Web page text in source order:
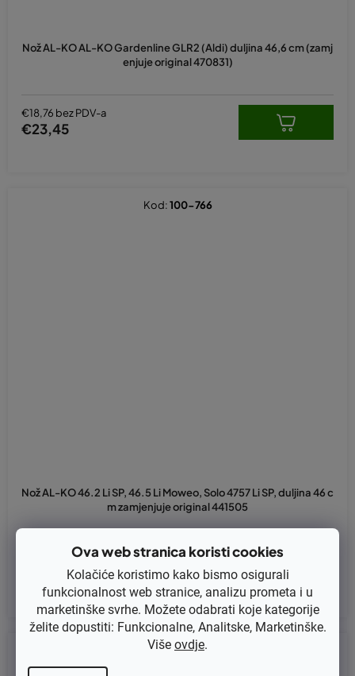
Ova web stranica koristi cookies
Kolačiće koristimo kako bismo osigurali
funkcionalnost web stranice, analizu prometa i u
marketinške svrhe. Možete odabrati koje kategorije
želite dopustiti: Funkcionalne, Analitske, Marketinške.
Više ovdje.
Nož AL-KO AL-KO Gardenline GLR2 (Aldi) duljina 46,6 cm (zamj
enjuje original 470831)
€18,76 bez PDV-a
€23,45
Nož AL-KO 46.2 Li SP, 46.5 Li Moweo, Solo 4757 Li SP, duljina 46 c
m zamjenjuje original 441505
€20,64 bez PDV-a
€25,80
Kod:100-766
Kod:100-334